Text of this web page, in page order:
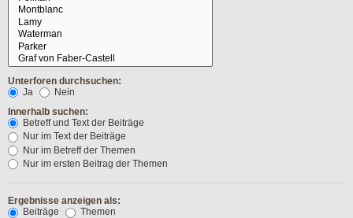
Unterforen durchsuchen:
Ja
Nein
Innerhalb suchen:
Betreff und Text der Beiträge
Nur im Text der Beiträge
Nur im Betreff der Themen
Nur im ersten Beitrag der Themen
Ergebnisse anzeigen als:
Beiträge
Themen